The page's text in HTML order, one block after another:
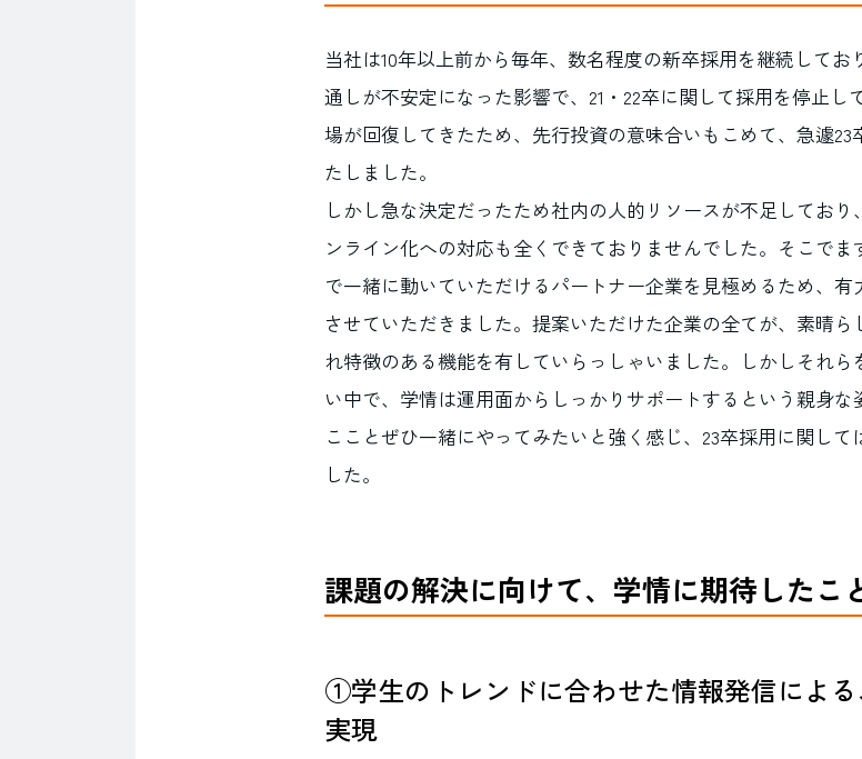
当社は10年以上前から毎年、数名程度の新卒採用を継続して
通しが不安定になった影響で、21・22卒に関して採用を停止
場が回復してきたため、先行投資の意味合いもこめて、急遽
たしました。
しかし急な決定だったため社内の人的リソースが不足してお
ンライン化への対応も全くできておりませんでした。そこで
で一緒に動いていただけるパートナー企業を見極めるため、
させていただきました。提案いただけた企業の全てが、素晴
れ特徴のある機能を有していらっしゃいました。しかしそれ
い中で、学情は運用面からしっかりサポートするという親身な
こことぜひ一緒にやってみたいと強く感じ、23卒採用に関し
した。
課題の解決に向けて、学情に期待したこ
①学生のトレンドに合わせた情報発信によ
実現